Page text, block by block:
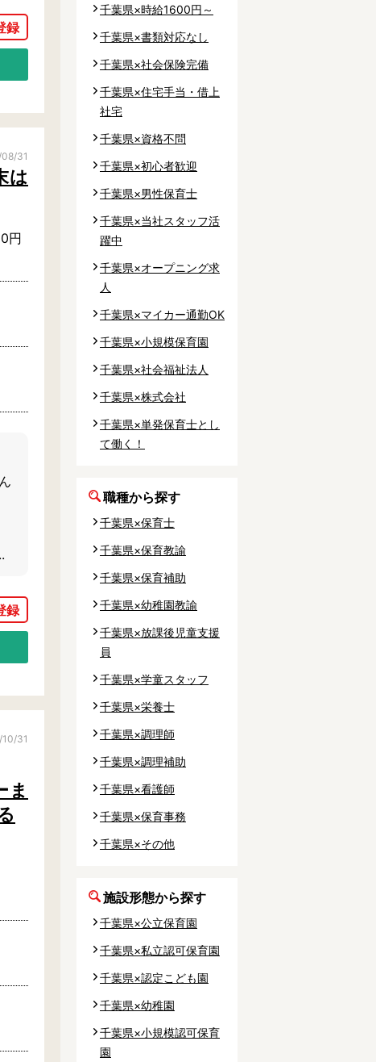
31
は
円
31
ま
千葉県×時給1600円～
千葉県×書類対応なし
千葉県×社会保険完備
千葉県×住宅手当・借上
社宅
千葉県×資格不問
千葉県×初心者歓迎
千葉県×男性保育士
千葉県×当社スタッフ活
躍中
千葉県×オープニング求
人
千葉県×マイカー通勤OK
千葉県×小規模保育園
千葉県×社会福祉法人
千葉県×株式会社
千葉県×単発保育士とし
て働く！
職種から探す
千葉県×保育士
千葉県×保育教諭
千葉県×保育補助
千葉県×幼稚園教諭
千葉県×放課後児童支援
員
千葉県×学童スタッフ
千葉県×栄養士
千葉県×調理師
千葉県×調理補助
千葉県×看護師
千葉県×保育事務
千葉県×その他
施設形態から探す
千葉県×公立保育園
千葉県×私立認可保育園
千葉県×認定こども園
千葉県×幼稚園
千葉県×小規模認可保育
園